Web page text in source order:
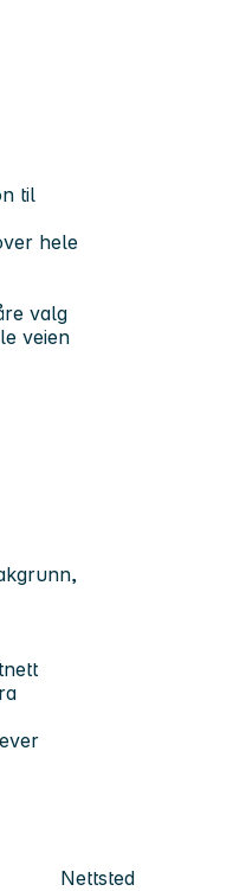
til
hele
valg
veien
Nettsted